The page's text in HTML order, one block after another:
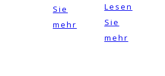
Sie
mehr
Lesen
Sie
mehr